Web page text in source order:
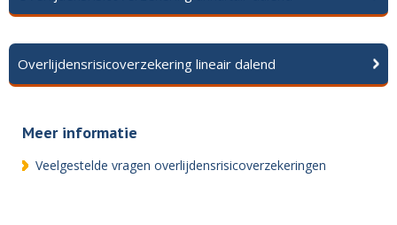
Overlijdensrisicoverzekering lineair dalend
Meer informatie
Veelgestelde vragen overlijdensrisicoverzekeringen